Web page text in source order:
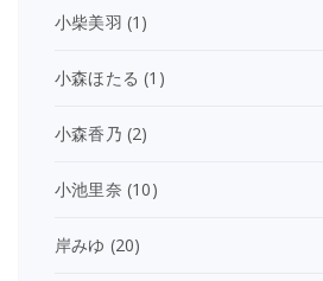
小柴美羽 (1)
小森ほたる (1)
小森香乃 (2)
小池里奈 (10)
岸みゆ (20)